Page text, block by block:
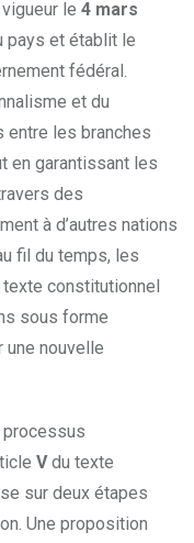
le 4 mars
pays et établit le
fédéral.
et du
les branches
en garantissant les
des
à d’autres nations
fil du temps, les
constitutionnel
sous forme
une nouvelle
processus
Vdu texte
sur deux étapes
Une proposition